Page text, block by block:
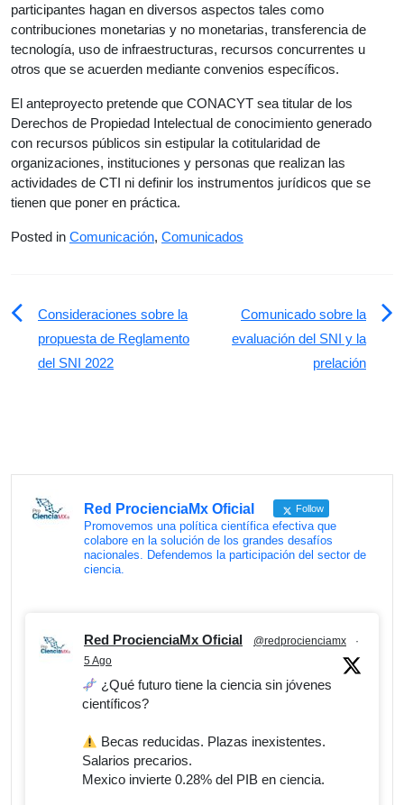
participantes hagan en diversos aspectos tales como
contribuciones monetarias y no monetarias, transferencia de
tecnología, uso de infraestructuras, recursos concurrentes u
otros que se acuerden mediante convenios específicos.
El anteproyecto pretende que CONACYT sea titular de los
Derechos de Propiedad Intelectual de conocimiento generado
con recursos públicos sin estipular la cotitularidad de
organizaciones, instituciones y personas que realizan las
actividades de CTI ni definir los instrumentos jurídicos que se
tienen que poner en práctica.
Posted in Comunicación, Comunicados
Navegación
entradas
Consideraciones sobre la
propuesta de Reglamento
del SNI 2022
Comunicado sobre la
evaluación del SNI y la
prelación
Red ProcienciaMx Oficial Follow
Promovemos una política científica efectiva que
colabore en la solución de los grandes desafíos
nacionales. Defendemos la participación del sector de
ciencia.
Red ProcienciaMx Oficial @redprocienciamx
·
5 Ago
¿Qué futuro tiene la ciencia sin jóvenes
científicos?
Becas reducidas. Plazas inexistentes.
Salarios precarios.
Mexico invierte 0.28% del PIB en ciencia.